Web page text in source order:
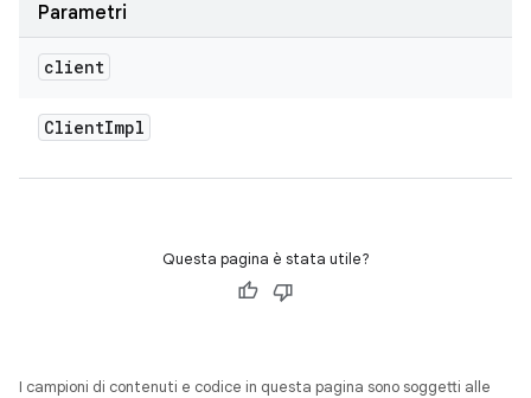
Parametri
client
ClientImpl
Questa pagina è stata utile?
I campioni di contenuti e codice in questa pagina sono soggetti alle